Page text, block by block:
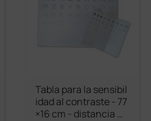
Tabla para la sensibil
idad al contraste - 77
×16 cm - distancia 3